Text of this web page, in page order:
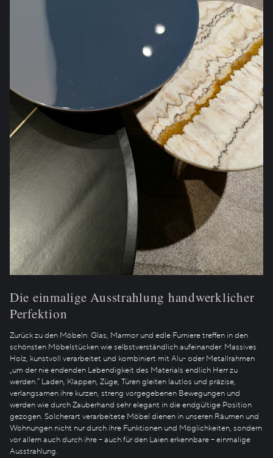
Die einmalige Ausstrahlung handwerklicher
Perfektion
Zurück zu den Möbeln: Glas, Marmor und edle Furniere treffen in den
schönsten Möbelstücken wie selbstverständlich aufeinander. Massives
Holz, kunstvoll verarbeitet und kombiniert mit Alu- oder Metallrahmen
„um der nie endenden Lebendigkeit des Materials endlich Herr zu
werden.“ Laden, Klappen, Züge, Türen gleiten lautlos und präzise,
verlangsamen ihre kurzen, streng vorgegebenen Bewegungen und
werden wie durch Zauberhand sehr elegant in die endgültige Position
gezogen. Solcherart verarbeitete Möbel dienen in unseren Räumen und
Wohnungen nicht nur durch ihre Funktionen und Möglichkeiten, sondern
vor allem auch durch ihre – auch für den Laien erkennbare – einmalige
Ausstrahlung.